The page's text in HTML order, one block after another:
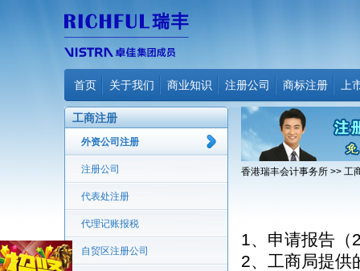
首页 关于我们 商业知识 注册公司 商标注册 上
工商注册
外资公司注册
注册公司
代表处注册
代理记账报税
自贸区注册公司
香港瑞丰会计事务所 >> 工
1、申请报告（
2、工商局提供